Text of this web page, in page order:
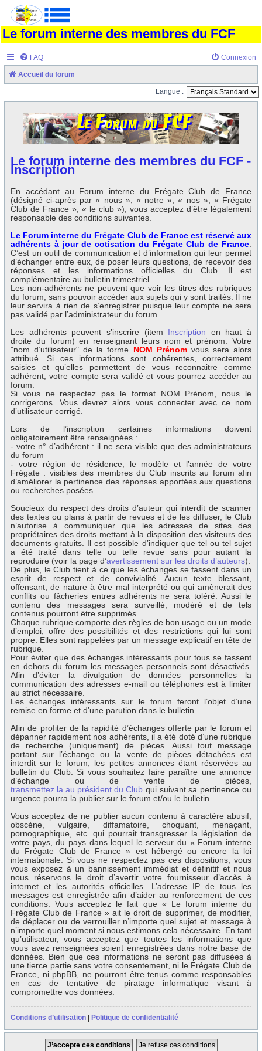
Le forum interne des membres du FCF
FAQ Connexion
Accueil du forum
Langue :
Le forum interne des membres du FCF -
Inscription
En accédant au Forum interne du Frégate Club de France
(désigné ci-après par « nous », « notre », « nos », « Frégate
Club de France », « le club »), vous acceptez d’être légalement
responsable des conditions suivantes.
Le Forum interne du Frégate Club de France est réservé aux
adhérents à jour de cotisation du Frégate Club de France
C’est un outil de communication et d’information qui leur permet
d’échanger entre eux, de poser leurs questions, de recevoir des
réponses et les informations officielles du Club. Il est
complémentaire au bulletin trimestriel.
Les non-adhérents ne peuvent que voir les titres des rubriques
du forum, sans pouvoir accéder aux sujets qui y sont traités. Il ne
leur servira à rien de s’enregistrer puisque leur compte ne sera
pas validé par l’administrateur du forum.
Les adhérents peuvent s’inscrire (item Inscription en haut à
droite du forum) en renseignant leurs nom et prénom. Votre
"nom d’utilisateur" de la forme NOM Prénomvous sera alors
attribué. Si ces informations sont cohérentes, correctement
saisies et qu’elles permettent de vous reconnaitre comme
adhérent, votre compte sera validé et vous pourrez accéder au
forum.
Si vous ne respectez pas le format NOM Prénom, nous le
corrigerons. Vous devrez alors vous connecter avec ce nom
d’utilisateur corrigé.
Lors de l’inscription certaines informations doivent
obligatoirement être renseignées :
- votre n° d’adhérent : il ne sera visible que des administrateurs
du forum
- votre région de résidence, le modèle et l’année de votre
Frégate : visibles des membres du Club inscrits au forum afin
d’améliorer la pertinence des réponses apportées aux questions
ou recherches posées
Soucieux du respect des droits d’auteur qui interdit de scanner
des textes ou plans à partir de revues et de les diffuser, le Club
n’autorise à communiquer que les adresses de sites des
propriétaires des droits mettant à la disposition des visiteurs des
documents gratuits. Il est possible d’indiquer que tel ou tel sujet
a été traité dans telle ou telle revue sans pour autant la
reproduire (voir la page d’avertissement sur les droits d’auteurs).
De plus, le Club tient à ce que les échanges se fassent dans un
esprit de respect et de convivialité. Aucun texte blessant,
offensant, de nature à être mal interprété ou qui amènerait des
conflits ou fâcheries entres adhérents ne sera toléré. Aussi le
contenu des messages sera surveillé, modéré et de tels
contenus pourront être supprimés.
Chaque rubrique comporte des règles de bon usage ou un mode
d’emploi, offre des possibilités et des restrictions qui lui sont
propre. Elles sont rappelées par un message explicatif en tête de
rubrique.
Pour éviter que des échanges intéressants pour tous se fassent
en dehors du forum les messages personnels sont désactivés.
Afin d’éviter la divulgation de données personnelles la
communication des adresses e-mail ou téléphones est à limiter
au strict nécessaire.
Les échanges intéressants sur le forum feront l’objet d’une
remise en forme et d’une parution dans le bulletin.
Afin de profiter de la rapidité d’échanges offerte par le forum et
dépanner rapidement nos adhérents, il a été doté d’une rubrique
de recherche (uniquement) de pièces. Aussi tout message
portant sur l’échange ou la vente de pièces détachées est
interdit sur le forum, les petites annonces étant réservées au
bulletin du Club. Si vous souhaitez faire paraître une annonce
d’échange ou de vente de pièces,
transmettez la au président du Club qui suivant sa pertinence ou
urgence pourra la publier sur le forum et/ou le bulletin.
Vous acceptez de ne publier aucun contenu à caractère abusif,
obscène, vulgaire, diffamatoire, choquant, menaçant,
pornographique, etc. qui pourrait transgresser la législation de
votre pays, du pays dans lequel le serveur du « Forum interne
du Frégate Club de France » est hébergé ou encore la loi
internationale. Si vous ne respectez pas ces dispositions, vous
vous exposez à un bannissement immédiat et définitif et nous
nous réservons le droit d’avertir votre fournisseur d’accès à
internet et les autorités officielles. L’adresse IP de tous les
messages est enregistrée afin d’aider au renforcement de ces
conditions. Vous acceptez le fait que « Le forum interne du
Frégate Club de France » ait le droit de supprimer, de modifier,
de déplacer ou de verrouiller n’importe quel sujet et message à
n’importe quel moment si nous estimons cela nécessaire. En tant
qu’utilisateur, vous acceptez que toutes les informations que
vous avez renseignées soient enregistrées dans notre base de
données. Bien que ces informations ne seront pas diffusées à
une tierce partie sans votre consentement, ni le Frégate Club de
France, ni phpBB, ne pourront être tenus comme responsables
en cas de tentative de piratage informatique visant à
compromettre vos données.
Conditions d’utilisation Politique de confidentialité